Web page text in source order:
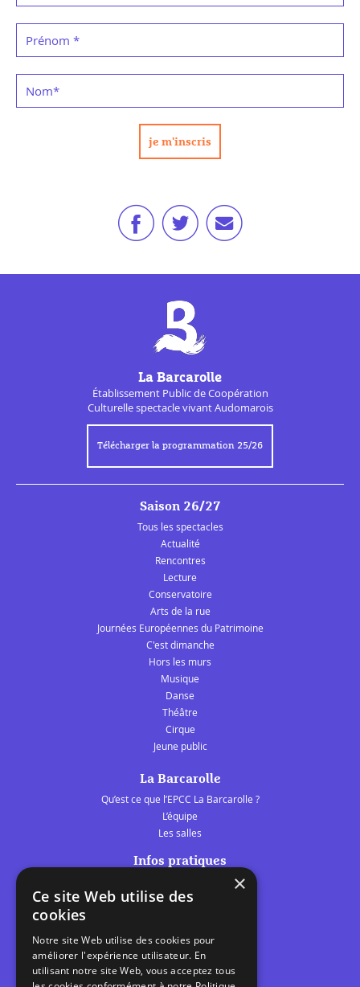
Prénom *
Nom*
La Barcarolle
Établissement Public deCoopération
Culturellespectacle vivant Audomarois
Télécharger la programmation 25/26
Saison 26/27
Tous les spectacles
Actualité
Rencontres
Lecture
Conservatoire
Arts de la rue
Journées Européennes du Patrimoine
C'est dimanche
Hors les murs
Musique
Danse
Théâtre
Cirque
Jeune public
La Barcarolle
Qu’est ce que l’EPCC La Barcarolle ?
L’équipe
Les salles
Infos pratiques
Les belles scènes audomaroises
Calendrier
Programme des spectacles
×
Ce site Web utilise des
cookies
Notre site Web utilise des cookies pour
améliorer l'expérience utilisateur. En
utilisant notre site Web, vous acceptez tous